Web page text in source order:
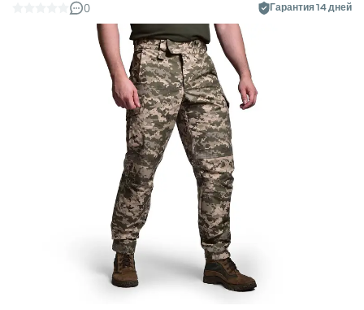
0 Гарантия 14 дней